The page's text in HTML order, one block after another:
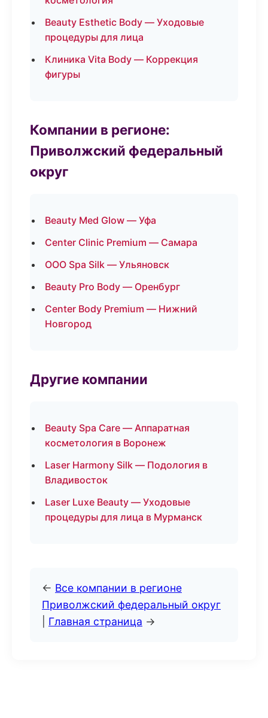
Beauty Esthetic Body — Уходовые
процедуры для лица
Клиника Vita Body — Коррекция
фигуры
Компании в регионе:
Приволжский федеральный
округ
Beauty Med Glow — Уфа
Center Clinic Premium — Самара
ООО Spa Silk — Ульяновск
Beauty Pro Body — Оренбург
Center Body Premium — Нижний
Новгород
Другие компании
Beauty Spa Care — Аппаратная
косметология в Воронеж
Laser Harmony Silk — Подология в
Владивосток
Laser Luxe Beauty — Уходовые
процедуры для лица в Мурманск
← Все компании в регионе
Приволжский федеральный округ
Главная страница →